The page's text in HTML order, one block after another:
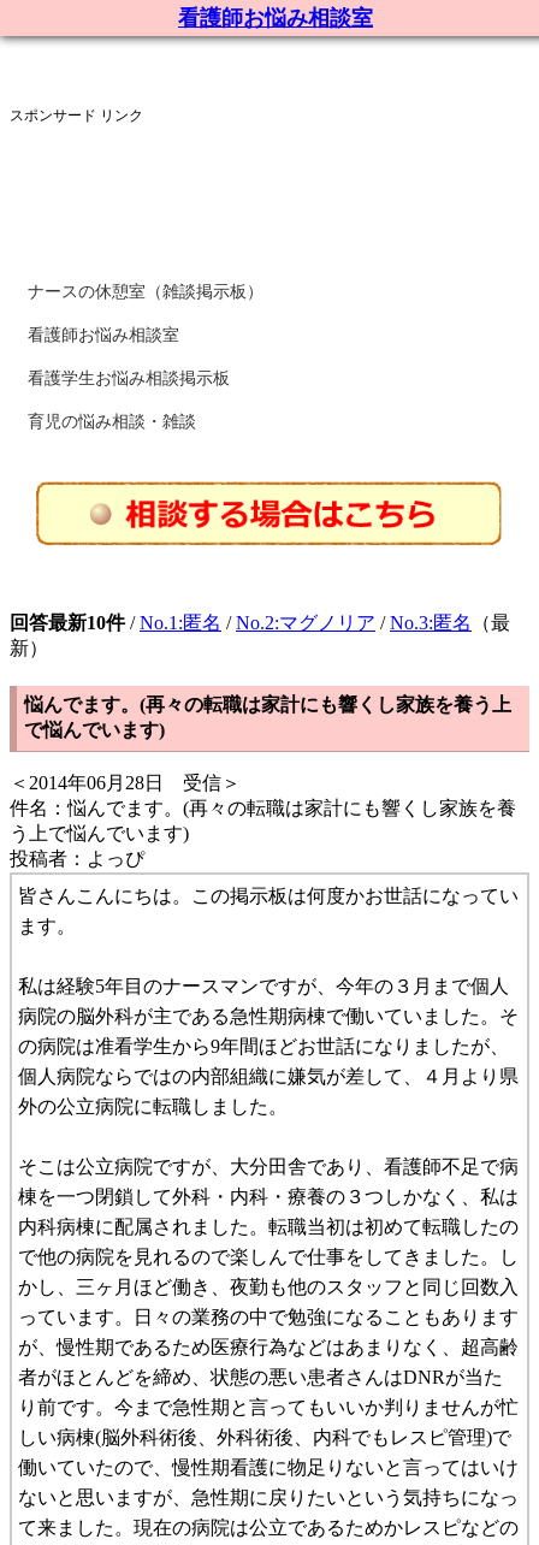
看護師お悩み相談室
スポンサード リンク
ナースの休憩室（雑談掲示板）
看護師お悩み相談室
看護学生お悩み相談掲示板
育児の悩み相談・雑談
回答最新10件/No.1:匿名 /No.2:マグノリア /No.3:匿名
（最
新）
悩んでます。(再々の転職は家計にも響くし家族を養う上
で悩んでいます)
＜2014年06月28日 受信＞
件名：悩んでます。(再々の転職は家計にも響くし家族を養
う上で悩んでいます)
投稿者：よっぴ
皆さんこんにちは。この掲示板は何度かお世話になってい
ます。
私は経験5年目のナースマンですが、今年の３月まで個人
病院の脳外科が主である急性期病棟で働いていました。そ
の病院は准看学生から9年間ほどお世話になりましたが、
個人病院ならではの内部組織に嫌気が差して、４月より県
外の公立病院に転職しました。
そこは公立病院ですが、大分田舎であり、看護師不足で病
棟を一つ閉鎖して外科・内科・療養の３つしかなく、私は
内科病棟に配属されました。転職当初は初めて転職したの
で他の病院を見れるので楽しんで仕事をしてきました。し
かし、三ヶ月ほど働き、夜勤も他のスタッフと同じ回数入
っています。日々の業務の中で勉強になることもあります
が、慢性期であるため医療行為などはあまりなく、超高齢
者がほとんどを締め、状態の悪い患者さんはDNRが当た
り前です。今まで急性期と言ってもいいか判りませんが忙
しい病棟(脳外科術後、外科術後、内科でもレスピ管理)で
働いていたので、慢性期看護に物足りないと言ってはいけ
ないと思いますが、急性期に戻りたいという気持ちになっ
て来ました。現在の病院は公立であるためかレスピなどの